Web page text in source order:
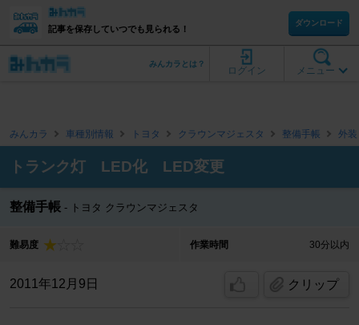
記事を保存していつでも見られる！
ダウンロード
メニュー
ログイン
みんカラとは？
みんカラ 車種別情報 トヨタ クラウンマジェスタ 整備手帳 外装
トランク灯 LED化 LED変更
整備手帳 トヨタ クラウンマジェスタ
難易度 作業時間 30分以内
2011年12月9日 クリップ